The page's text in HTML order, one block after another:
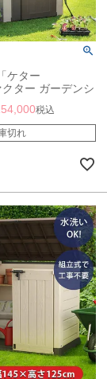
ケター
クター ガーデンシ
4×6）」
税込
切れ